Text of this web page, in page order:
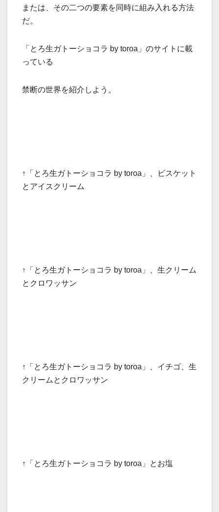
または、その二つの要素を同時に組み入れる方法
だ。
「とろ生ガトーショコラ by toroa」のサイトに載
っている
禁断の世界を紹介しよう。
↑「とろ生ガトーショコラ by toroa」、ビスケット
とアイスクリーム
↑「とろ生ガトーショコラ by toroa」、生クリーム
とクロワッサン
↑「とろ生ガトーショコラ by toroa」、イチゴ、生
クリームとクロワッサン
↑「とろ生ガトーショコラ by toroa」とお塩